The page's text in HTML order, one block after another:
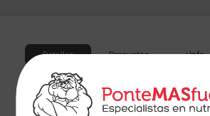
Detalles Preguntas +Info
INSTANT Protein ShakedeOvowhite